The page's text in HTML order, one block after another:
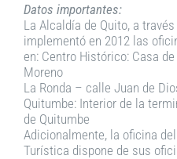
Datos importantes:
La Alcaldía de Quito, a
implementó en 2012 las
en: Centro Histórico: Casa
Moreno
La Ronda – calle Juan de
Quitumbe: Interior de la
de Quitumbe
Adicionalmente, la oficina
Turística dispone de sus